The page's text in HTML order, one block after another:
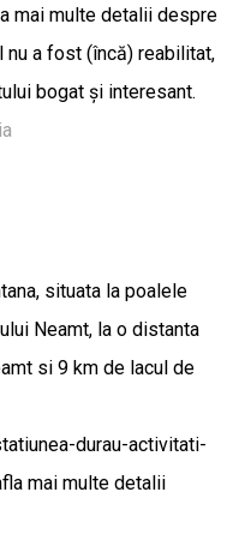
mai multe detalii despre
nu a fost (încă) reabilitat,
bogat și interesant.
situata la poalele
Neamt, la o distanta
si 9 km de lacul de
durau-activitati-
mai multe detalii